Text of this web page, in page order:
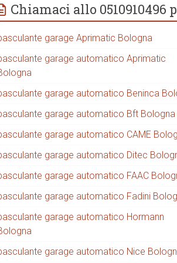
Chiamaci allo 0510910496
garage Aprimatic Bologna
garage automatico Aprimatic
garage automatico Beninca
garage automatico Bft Bologna
garage automatico CAME
garage automatico Ditec
garage automatico FAAC
garage automatico Fadini
garage automatico Hormann
garage automatico Nice